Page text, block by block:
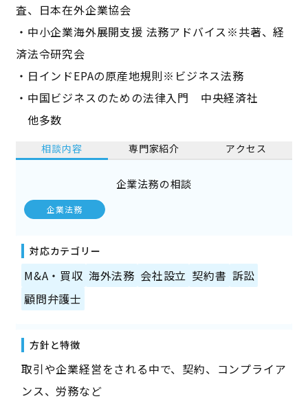
査、日本在外企業協会
・中小企業海外展開支援 法務アドバイス※共著、経
済法令研究会
・日インドEPAの原産地規則※ビジネス法務
・中国ビジネスのための法律入門 中央経済社
他多数
相談内容 専門家紹介 アクセス
企業法務の相談
企業法務
対応カテゴリー
M&A・買収 海外法務 会社設立 契約書 訴訟
顧問弁護士
方針と特徴
取引や企業経営をされる中で、契約、コンプライア
ンス、労務など